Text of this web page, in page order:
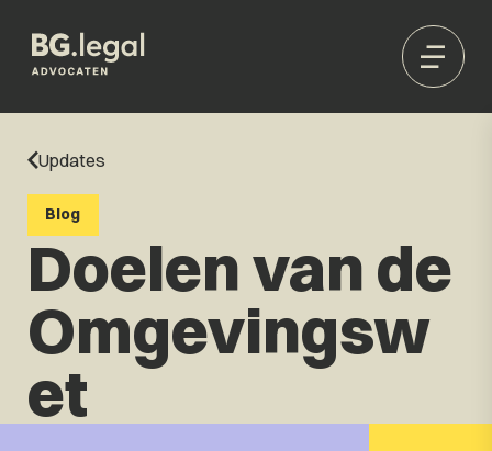
Updates
Blog
Doelen van de
Omgevingsw
et